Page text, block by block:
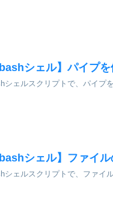
bashシェル】パイプ
シェルスクリプトで、パイプ
bashシェル】ファイ
シェルスクリプトで、ファイ